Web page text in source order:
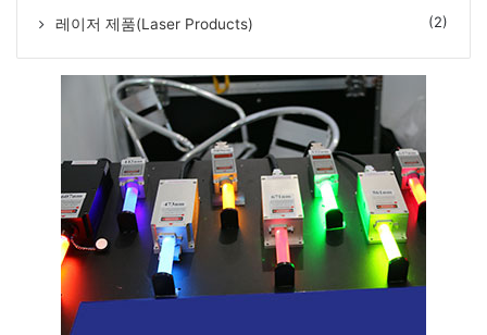
레이저 제품(Laser Products) (2)